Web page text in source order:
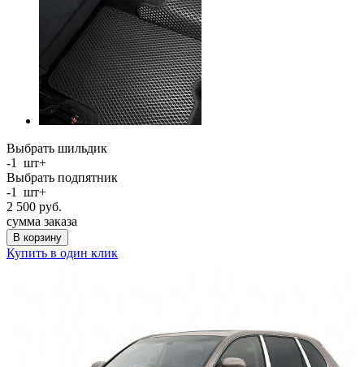
Выбрать шильдик
-1 шт+
Выбрать подпятник
-1 шт+
2 500 руб.
сумма заказа
В корзину
Купить в один клик